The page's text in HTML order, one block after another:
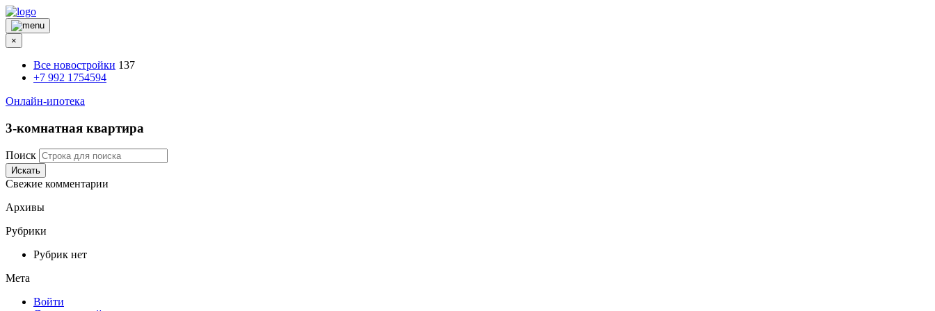
×
Все новостройки 137
+7 992 1754594
Онлайн-ипотека
3-комнатная квартира
Поиск
Искать
Свежие комментарии
Архивы
Рубрики
Рубрик нет
Мета
Войти